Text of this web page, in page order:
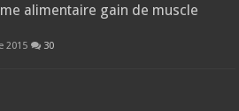
alimentaire gain de muscle
2015 30